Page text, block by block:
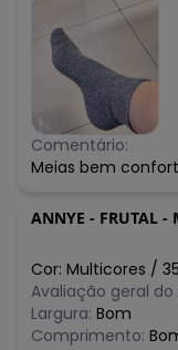
Comentário:
Meias bem
ANNYE - FRUTAL -
Cor: Multicores /
Avaliação geral
Largura: Bom
Comprimento: